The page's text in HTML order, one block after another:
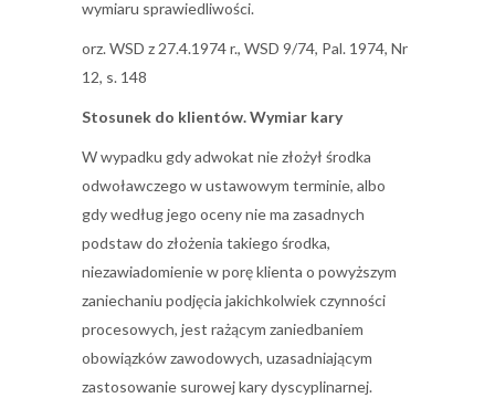
wymiaru sprawiedliwości.
orz. WSD z 27.4.1974 r., WSD 9/74, Pal. 1974, Nr
12, s. 148
Stosunek do klientów. Wymiar kary
W wypadku gdy adwokat nie złożył środka
odwoławczego w ustawowym terminie, albo
gdy według jego oceny nie ma zasadnych
podstaw do złożenia takiego środka,
niezawiadomienie w porę klienta o powyższym
zaniechaniu podjęcia jakichkolwiek czynności
procesowych, jest rażącym zaniedbaniem
obowiązków zawodowych, uzasadniającym
zastosowanie surowej kary dyscyplinarnej.